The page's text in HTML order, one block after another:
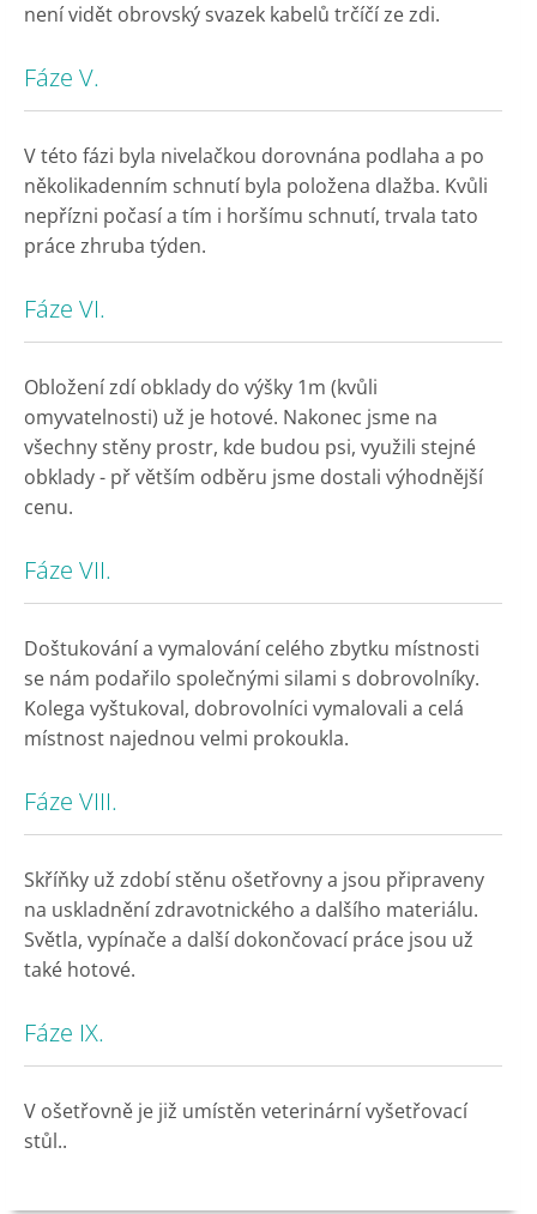
není vidět obrovský svazek kabelů trčíčí ze zdi.
Fáze V.
V této fázi byla nivelačkou dorovnána podlaha a po
několikadenním schnutí byla položena dlažba. Kvůli
nepřízni počasí a tím i horšímu schnutí, trvala tato
práce zhruba týden.
Fáze VI.
Obložení zdí obklady do výšky 1m (kvůli
omyvatelnosti) už je hotové. Nakonec jsme na
všechny stěny prostr, kde budou psi, využili stejné
obklady - př větším odběru jsme dostali výhodnější
cenu.
Fáze VII.
Doštukování a vymalování celého zbytku místnosti
se nám podařilo společnými silami s dobrovolníky.
Kolega vyštukoval, dobrovolníci vymalovali a celá
místnost najednou velmi prokoukla.
Fáze VIII.
Skříňky už zdobí stěnu ošetřovny a jsou připraveny
na uskladnění zdravotnického a dalšího materiálu.
Světla, vypínače a další dokončovací práce jsou už
také hotové.
Fáze IX.
V ošetřovně je již umístěn veterinární vyšetřovací
stůl..